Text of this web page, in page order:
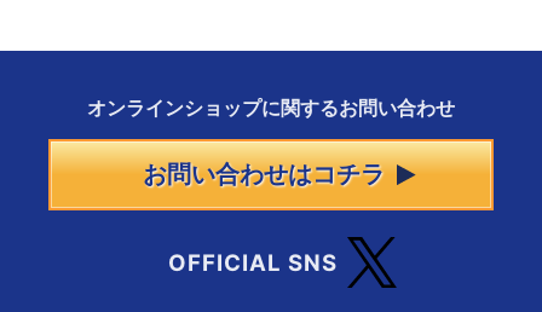
オンラインショップに関するお問い合わせ
お問い合わせはコチラ
OFFICIAL SNS